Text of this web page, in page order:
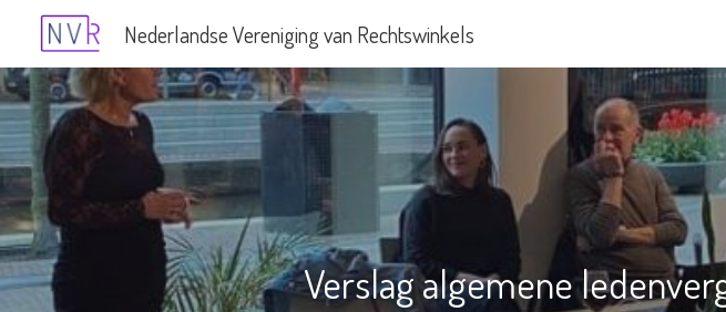
Nederlandse Vereniging van Rechtswinkels
Verslag algemene